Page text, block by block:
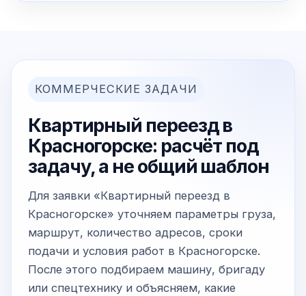
КОММЕРЧЕСКИЕ ЗАДАЧИ
Квартирный переезд в
Красногорске: расчёт под
задачу, а не общий шаблон
Для заявки «Квартирный переезд в
Красногорске» уточняем параметры груза,
маршрут, количество адресов, сроки
подачи и условия работ в Красногорске.
После этого подбираем машину, бригаду
или спецтехнику и объясняем, какие